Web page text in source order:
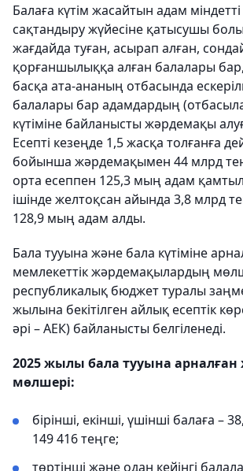
Балаға күтім жасайтын адам міндетті
сақтандыру жүйесіне қатысушы
жағдайда туған, асырап алған,
қорғаншылыққа алған балалары
басқа ата-ананың отбасында
балалары бар адамдардың
күтіміне байланысты жәрдемақы
Есепті кезеңде 1,5 жасқа толғанға
бойынша жәрдемақымен 44 млрд
орта есеппен 125,3 мың адам
ішінде желтоқсан айында 3,8 млрд
128,9 мың адам алды.
Бала тууына және бала күтіміне
мемлекеттік жәрдемақылардың
республикалық бюджет туралы
жылына бекітілген айлық есептік
әрі – АЕК) байланысты белгіленеді.
2025 жылы бала тууына
мөлшері:
бірінші, екінші, үшінші балаға –
149 416 теңге;
төртінші және одан кейінгі